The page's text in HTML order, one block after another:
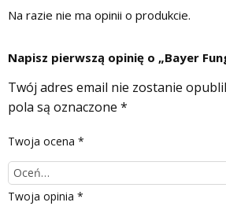
Na razie nie ma opinii o produkcie.
Napisz pierwszą opinię o „Bayer
Twój adres email nie zostanie
pola są oznaczone *
Twoja ocena *
Twoja opinia *